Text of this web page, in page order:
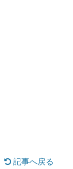
記事へ戻る